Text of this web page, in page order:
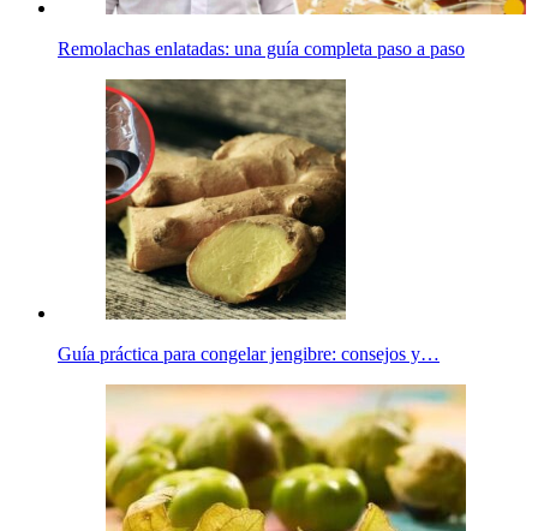
Remolachas enlatadas: una guía completa paso a paso
Guía práctica para congelar jengibre: consejos y…